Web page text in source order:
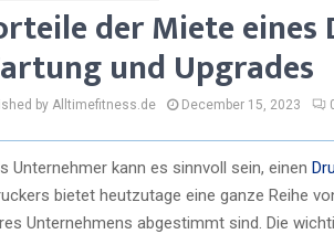
der Miete
und Upgrades
by Alltimefitness.de December 15, 2023
Unternehmer kann es sinnvoll sein, einen
bietet heutzutage eine ganze Reihe
Unternehmens abgestimmt sind. Die